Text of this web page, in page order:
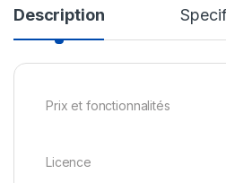
Description
Prix et fonctionnalités
Licence